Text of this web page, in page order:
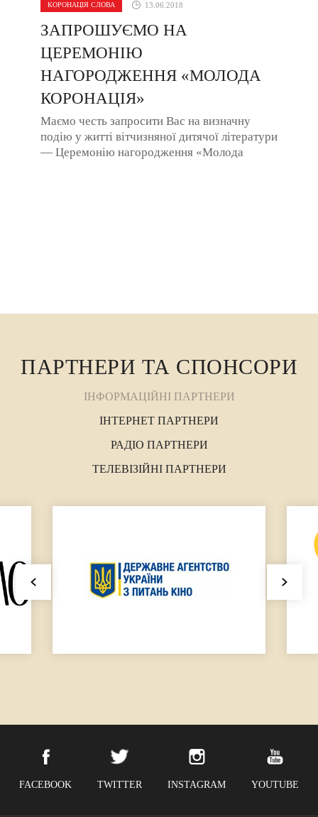
КОРОНАЦІЯ СЛОВА 13.06.2018
ЗАПРОШУЄМО НА
ЦЕРЕМОНІЮ
НАГОРОДЖЕННЯ «МОЛОДА
КОРОНАЦІЯ»
Маємо честь запросити Вас на визначну
подію у житті вітчизняної дитячої літератури
— Церемонію нагородження «Молода
ПАРТНЕРИ ТА СПОНСОРИ
ІНФОРМАЦІЙНІ ПАРТНЕРИ
ІНТЕРНЕТ ПАРТНЕРИ
РАДІО ПАРТНЕРИ
ТЕЛЕВІЗІЙНІ ПАРТНЕРИ
FACEBOOK TWITTER INSTAGRAM YOUTUBE